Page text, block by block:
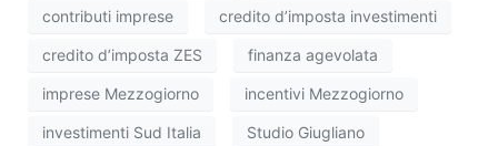
contributi imprese credito d’imposta investimenti
credito d’imposta ZES finanza agevolata
imprese Mezzogiorno incentivi Mezzogiorno
investimenti Sud Italia Studio Giugliano